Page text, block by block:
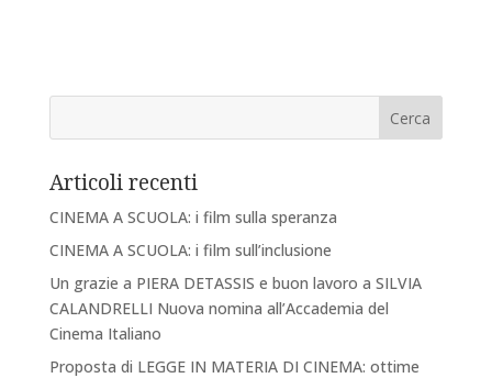
Articoli recenti
CINEMA A SCUOLA: i film sulla speranza
CINEMA A SCUOLA: i film sull’inclusione
Un grazie a PIERA DETASSIS e buon lavoro a SILVIA
CALANDRELLI Nuova nomina all’Accademia del
Cinema Italiano
Proposta di LEGGE IN MATERIA DI CINEMA: ottime